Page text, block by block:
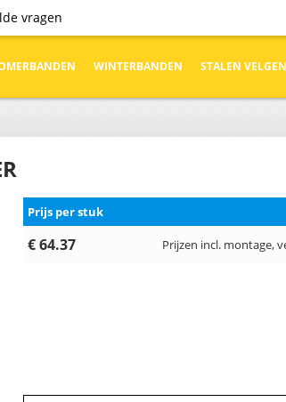
vragen
WINTERBANDEN STALEN VELGEN
Prijs per stuk
€ 64.37 Prijzen incl. montage,